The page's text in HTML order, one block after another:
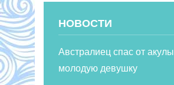
НОВОСТИ
Австралиец спас от акулы
молодую девушку